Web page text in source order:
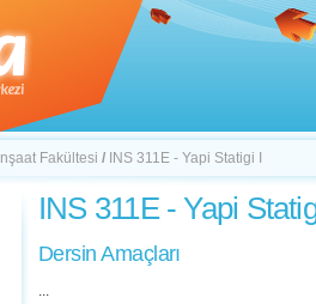
İnşaat Fakültesi / INS 311E - Yapi Statigi I
INS 311E - Yapi
Dersin Amaçları
...